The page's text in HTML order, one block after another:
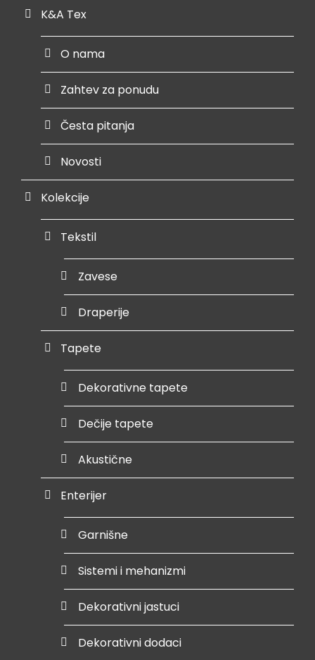
K&A Tex
O nama
Zahtev za ponudu
Česta pitanja
Novosti
Kolekcije
Tekstil
Zavese
Draperije
Tapete
Dekorativne tapete
Dečije tapete
Akustične
Enterijer
Garnišne
Sistemi i mehanizmi
Dekorativni jastuci
Dekorativni dodaci